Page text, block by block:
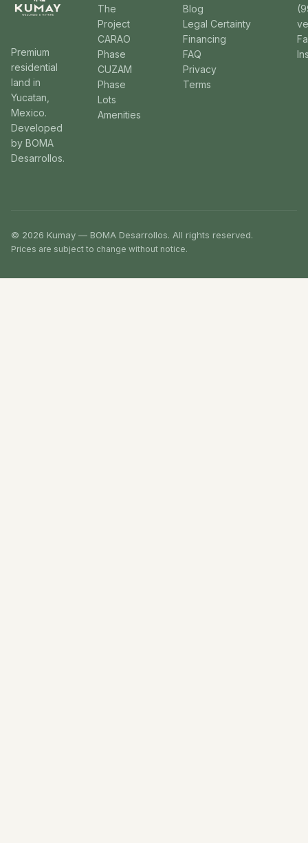
Premium
residential
land in
Yucatan,
Mexico.
Developed
by BOMA
Desarrollos.
The
Project
CARAO
Phase
CUZAM
Phase
Lots
Amenities
Blog
Legal Certainty
Financing
FAQ
Privacy
Terms
© 2026 Kumay — BOMA Desarrollos. All rights reserved.
Prices are subject to change without notice.